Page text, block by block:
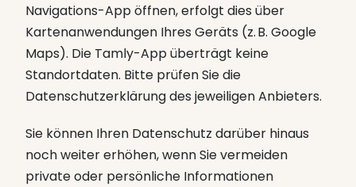
Navigations-App öffnen, erfolgt dies über
Kartenanwendungen Ihres Geräts (z. B. Google
Maps). Die Tamly-App überträgt keine
Standortdaten. Bitte prüfen Sie die
Datenschutzerklärung des jeweiligen Anbieters.
Sie können Ihren Datenschutz darüber hinaus
noch weiter erhöhen, wenn Sie vermeiden
private oder persönliche Informationen